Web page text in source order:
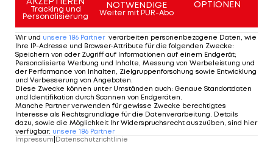
Tracking und
Personalisierung
NOTWENDIGE
Weiter mit PUR-Abo
OPTIONEN
Wir und unsere 186 Partner verarbeiten personenbezogene Daten, wie
Ihre IP-Adresse und Browser-Attribute für die folgenden Zwecke:
Speichern von oder Zugriff auf Informationen auf einem Endgerät;
Personalisierte Werbung und Inhalte, Messung von Werbeleistung und
der Performance von Inhalten, Zielgruppenforschung sowie Entwicklung
und Verbesserung von Angeboten.
Diese Zwecke können unter Umständen auch: Genaue Standortdaten
und Identifikation durch Scannen von Endgeräten.
Manche Partner verwenden für gewisse Zwecke berechtigtes
Interesse als Rechtsgrundlage für die Datenverarbeitung. Details
dazu, sowie die Möglichkeit Ihr Widerspruchsrecht auszuüben, sind hier
verfügbar: unsere 186 Partner
Impressum Datenschutzrichtlinie